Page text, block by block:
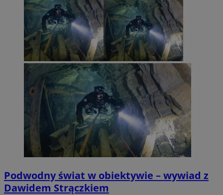
Podwodny świat w obiektywie – wywiad z
Dawidem Strączkiem